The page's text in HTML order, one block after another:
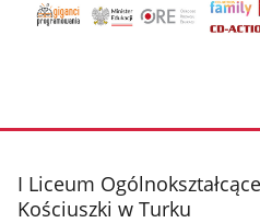
stopka
I Liceum
Kościuszki w Turku